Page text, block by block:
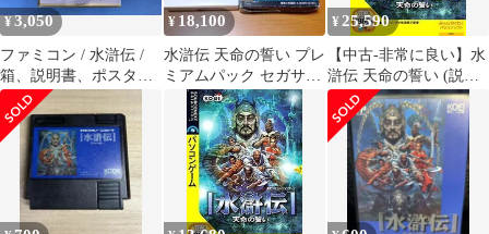
¥3,050
ファミコン / 水滸伝 /
箱、説明書、ポスター
あり / 起動確認済み
¥ 18,100
水滸伝 天命の誓い プレ
ミアムパック セガサタ
ーンソフト 帯ハガキ付
¥ 25,590
【中古-非常に良い】水
滸伝 天命の誓い (説明
扉付きスリムパッケー
ジ版)